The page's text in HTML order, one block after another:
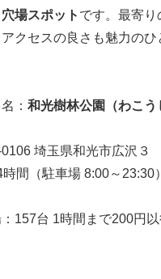
穴場スポット です。最寄り
クセスの良さも魅力のひ
： 和光樹林公園（わこう
埼玉県和光市広沢３
間（駐車場 8:00～23:30）
：157台 1時間まで200円